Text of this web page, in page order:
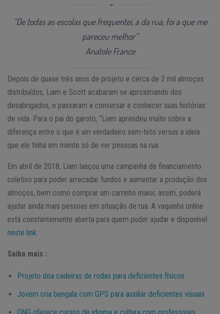
“De todas as escolas que frequentei, a da rua, foi a que me
pareceu melhor”
Anatole France
Depois de quase três anos de projeto e cerca de 2 mil almoços
distribuídos, Liam e Scott acabaram se aproximando dos
desabrigados, e passaram a conversar e conhecer suas histórias
de vida. Para o pai do garoto, “Liam aprendeu muito sobre a
diferença entre o que é um verdadeiro sem-teto versus a ideia
que ele tinha em mente só de ver pessoas na rua.
Em abril de 2018, Liam lançou uma campanha de financiamento
coletivo para poder arrecadar fundos e aumentar a produção dos
almoços, bem como comprar um carrinho maior, assim, poderá
ajudar ainda mais pessoas em situação de rua. A vaquinha online
está constantemente aberta para quem puder ajudar e disponível
neste link
Saiba mais :
Projeto doa cadeiras de rodas para deficientes físicos
Jovem cria bengala com GPS para auxiliar deficientes visuais
ONG oferece cursos de idioma e cultura com professores